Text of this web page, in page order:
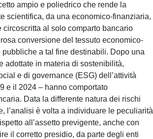
ampio e poliedrico che rende la
scientifica, da una economico-finanziaria,
al solo comparto bancario
conversione del tessuto economico-
a tal fine destinabili. Dopo una
adottate in materia di sostenibilità,
e di governance (ESG) dell’attività
e il 2024 – hanno comportato
Data la differente natura dei rischi
l’analisi è volta a individuare le peculiarità
all’assetto previgente, anche con
il corretto presidio, da parte degli enti